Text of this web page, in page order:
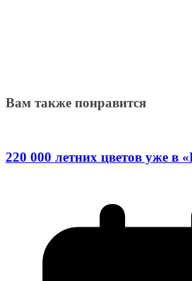
Вам также понравится
220 000 летних цветов уже в